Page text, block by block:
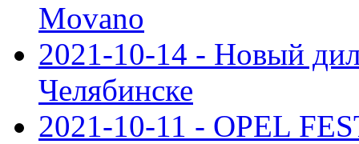
Movano
2021-10-14 - Новый
Челябинске
2021-10-11 - OPEL